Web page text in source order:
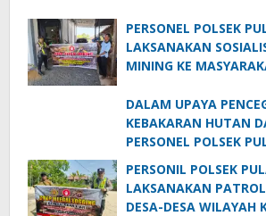
PERSONEL POLSEK
LAKSANAKAN
MINING KE
WILAYAH KECAMATAN
DALAM UPAYA
KEBAKARAN HUTAN
PERSONEL POLSEK
PELAKU KARHUTLA KE
KECAMATAN PULAU
PERSONIL POLSEK
LAKSANAKAN
DESA-DESA WILAYAH